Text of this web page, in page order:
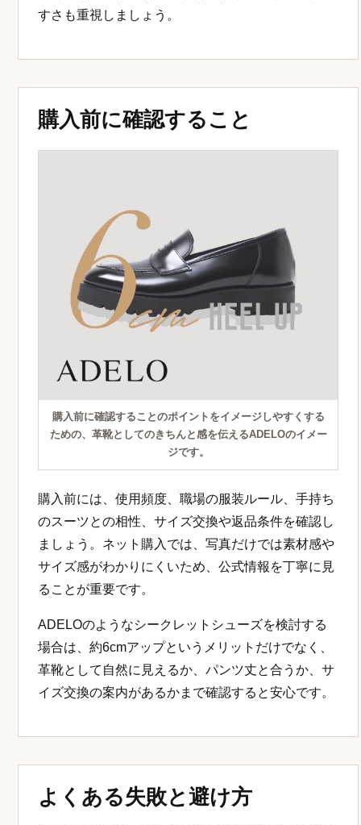
すさも重視しましょう。
購入前に確認すること
購入前に確認することのポイントをイメージしやすくする
ための、革靴としてのきちんと感を伝えるADELOのイメー
ジです。
購入前には、使用頻度、職場の服装ルール、手持ち
のスーツとの相性、サイズ交換や返品条件を確認し
ましょう。ネット購入では、写真だけでは素材感や
サイズ感がわかりにくいため、公式情報を丁寧に見
ることが重要です。
ADELOのようなシークレットシューズを検討する
場合は、約6cmアップというメリットだけでなく、
革靴として自然に見えるか、パンツ丈と合うか、サ
イズ交換の案内があるかまで確認すると安心です。
よくある失敗と避け方